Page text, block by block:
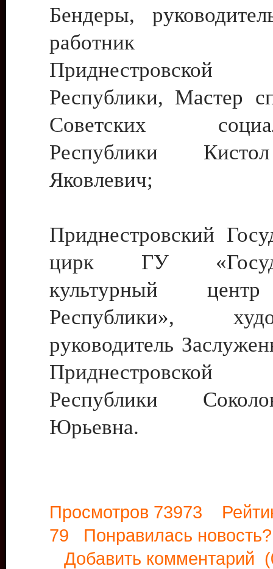
Бендеры,
работник
Приднестровской
Республики, Мастер
Советских
Республики
Яковлевич;
Приднестровский
цирк ГУ
культурный
Республики»,
руководитель
Приднестровской
Республики
Юрьевна.
Просмотров 73973
79 Понравилась
Добавить комментарий